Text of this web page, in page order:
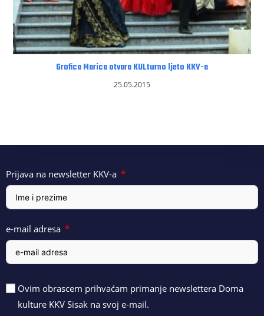
Grofica Marica otvara KULturno ljeto KKV-a
25.05.2015
Prijava na newsletter KKV-a
e-mail adresa
Ovim obrascem prihvaćam primanje newslettera Doma
kulture KKV Sisak na svoj e-mail.